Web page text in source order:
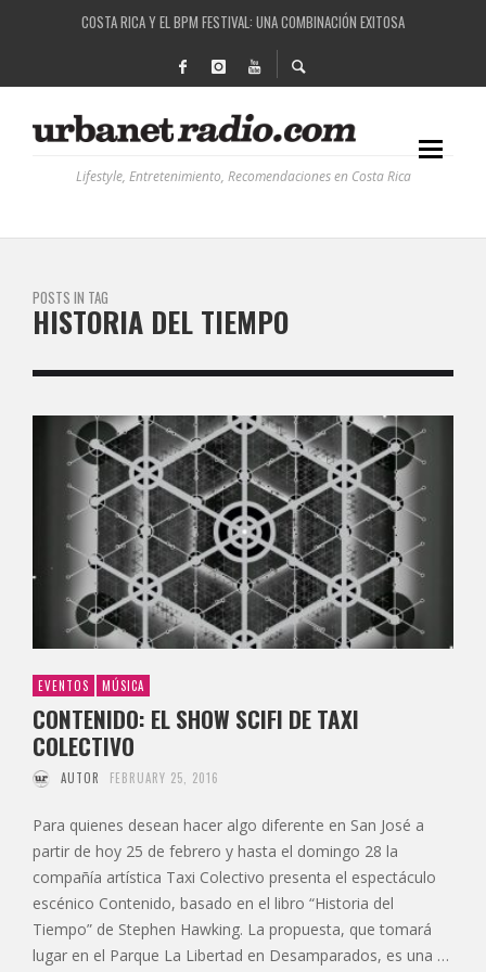
COSTA RICA Y EL BPM FESTIVAL: UNA COMBINACIÓN EXITOSA
RUTAS NATURBANAS: EL PROYECTO QUE ESTÁ TRANSFORMANDO LA CALIDAD DE
LA HISTORIA DETRÁS DE LA MÚSICA ELECTRÓNICA: BBC RADIOPHONIC WORKSHOP
Lifestyle, Entretenimiento, Recomendaciones en Costa Rica
POSTS IN TAG
HISTORIA DEL TIEMPO
EVENTOS MÚSICA
CONTENIDO: EL SHOW SCIFI DE TAXI
COLECTIVO
AUTOR FEBRUARY 25, 2016
Para quienes desean hacer algo diferente en San José a
partir de hoy 25 de febrero y hasta el domingo 28 la
compañía artística Taxi Colectivo presenta el espectáculo
escénico Contenido, basado en el libro “Historia del
Tiempo” de Stephen Hawking. La propuesta, que tomará
lugar en el Parque La Libertad en Desamparados, es una …